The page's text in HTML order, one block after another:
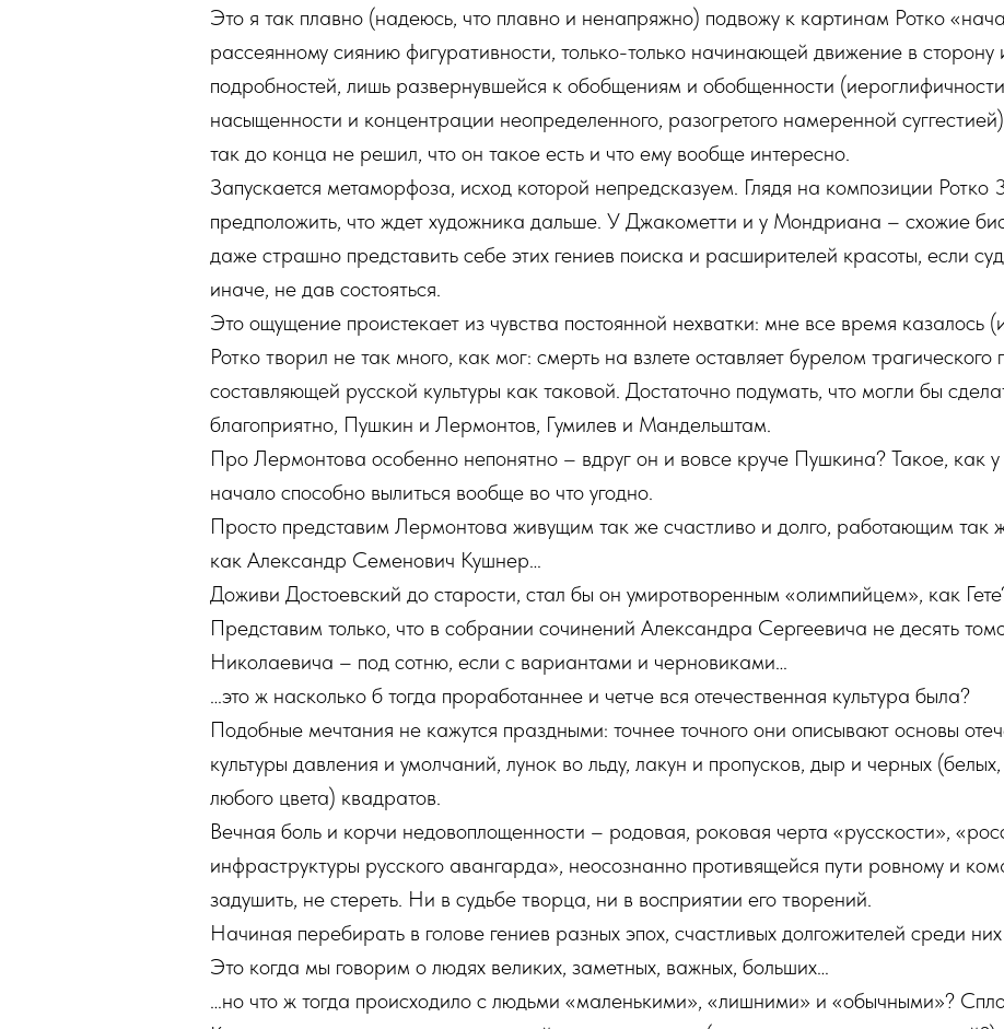
Это я так плавно (надеюсь, что плавно и ненапряжно) подвожу к картинам Ротко
рассеянному сиянию фигуративности, только-только начинающей движение в сторону
подробностей, лишь развернувшейся к обобщениям и обобщенности
насыщенности и концентрации неопределенного, разогретого намеренной
так до конца не решил, что он такое есть и что ему вообще интересно.
Запускается метаморфоза, исход которой непредсказуем. Глядя на композиции
предположить, что ждет художника дальше. У Джакометти и у Мондриана – схожие
даже страшно представить себе этих гениев поиска и расширителей красоты, если
иначе, не дав состояться.
Это ощущение проистекает из чувства постоянной нехватки: мне все время казалось
Ротко творил не так много, как мог: смерть на взлете оставляет бурелом
составляющей русской культуры как таковой. Достаточно подумать, что могли бы
благоприятно, Пушкин и Лермонтов, Гумилев и Мандельштам.
Про Лермонтова особенно непонятно – вдруг он и вовсе круче Пушкина? Такое, как у
начало способно вылиться вообще во что угодно.
Просто представим Лермонтова живущим так же счастливо и долго, работающим так
как Александр Семенович Кушнер…
Доживи Достоевский до старости, стал бы он умиротворенным «олимпийцем», как
Представим только, что в собрании сочинений Александра Сергеевича не десять
Николаевича – под сотню, если с вариантами и черновиками…
…это ж насколько б тогда проработаннее и четче вся отечественная культура была?
Подобные мечтания не кажутся праздными: точнее точного они описывают основы
культуры давления и умолчаний, лунок во льду, лакун и пропусков, дыр и черных
любого цвета) квадратов.
Вечная боль и корчи недовоплощенности – родовая, роковая черта «русскости»,
инфраструктуры русского авангарда», неосознанно противящейся пути ровному и
задушить, не стереть. Ни в судьбе творца, ни в восприятии его творений.
Начиная перебирать в голове гениев разных эпох, счастливых долгожителей среди
Это когда мы говорим о людях великих, заметных, важных, больших…
…но что ж тогда происходило с людьми «маленькими», «лишними» и «обычными»?